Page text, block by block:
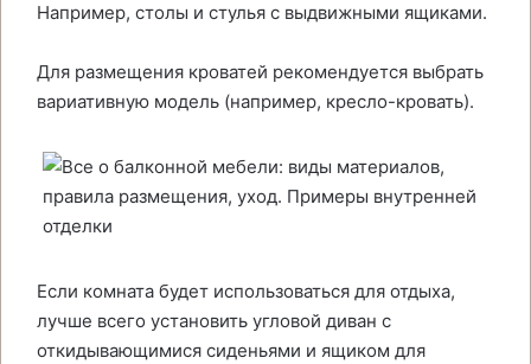
Например, столы и стулья с выдвижными ящиками.
Для размещения кроватей рекомендуется выбрать
вариативную модель (например, кресло-кровать).
Если комната будет использоваться для отдыха,
лучше всего установить угловой диван с
откидывающимися сиденьями и ящиком для